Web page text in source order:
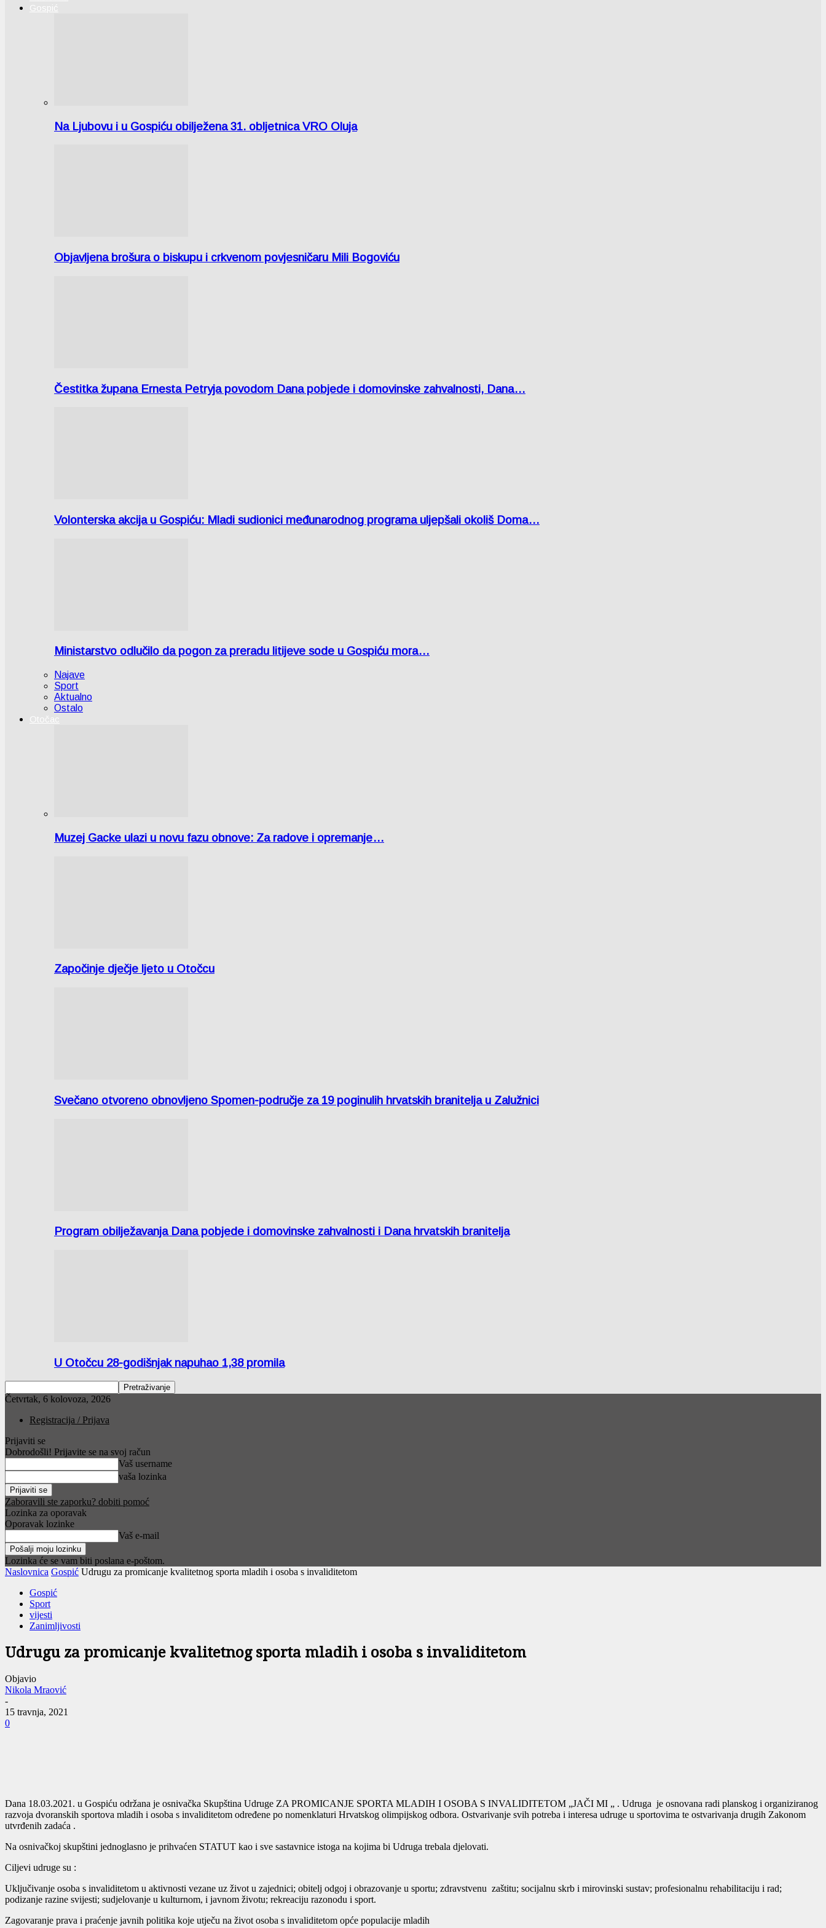
Gospić
Na Ljubovu i u Gospiću obilježena 31. obljetnica VRO Oluja
Objavljena brošura o biskupu i crkvenom povjesničaru Mili Bogoviću
Čestitka župana Ernesta Petryja povodom Dana pobjede i domovinske zahvalnosti, Dana…
Volonterska akcija u Gospiću: Mladi sudionici međunarodnog programa uljepšali okoliš Doma…
Ministarstvo odlučilo da pogon za preradu litijeve sode u Gospiću mora…
Najave
Sport
Aktualno
Ostalo
Otočac
Muzej Gacke ulazi u novu fazu obnove: Za radove i opremanje…
Započinje dječje ljeto u Otočcu
Svečano otvoreno obnovljeno Spomen-područje za 19 poginulih hrvatskih branitelja u Zalužnici
Program obilježavanja Dana pobjede i domovinske zahvalnosti i Dana hrvatskih branitelja
U Otočcu 28-godišnjak napuhao 1,38 promila
Četvrtak, 6 kolovoza, 2026
Registracija / Prijava
Prijaviti se
Dobrodošli! Prijavite se na svoj račun
Vaš username
vaša lozinka
Zaboravili ste zaporku? dobiti pomoć
Lozinka za oporavak
Oporavak lozinke
Vaš e-mail
Lozinka će se vam biti poslana e-poštom.
Naslovnica Gospić Udrugu za promicanje kvalitetnog sporta mladih i osoba s invaliditetom
Gospić
Sport
vijesti
Zanimljivosti
Udrugu za promicanje kvalitetnog sporta mladih i osoba s invaliditetom
Objavio
Nikola Mraović
-
15 travnja, 2021
0
Dana 18.03.2021. u Gospiću održana je osnivačka Skupština Udruge ZA PROMICANJE SPORTA MLADIH I OSOBA S INVALIDITETOM „JAČI MI „ . Udruga je osnovana radi planskog i organiziranog
razvoja dvoranskih sportova mladih i osoba s invaliditetom određene po nomenklaturi Hrvatskog olimpijskog odbora. Ostvarivanje svih potreba i interesa udruge u sportovima te ostvarivanja drugih Zakonom
utvrđenih zadaća .
Na osnivačkoj skupštini jednoglasno je prihvaćen STATUT kao i sve sastavnice istoga na kojima bi Udruga trebala djelovati.
Ciljevi udruge su :
Uključivanje osoba s invaliditetom u aktivnosti vezane uz život u zajednici; obitelj odgoj i obrazovanje u sportu; zdravstvenu zaštitu; socijalnu skrb i mirovinski sustav; profesionalnu rehabilitaciju i rad;
podizanje razine svijesti; sudjelovanje u kulturnom, i javnom životu; rekreaciju razonodu i sport.
Zagovaranje prava i praćenje javnih politika koje utječu na život osoba s invaliditetom opće populacije mladih